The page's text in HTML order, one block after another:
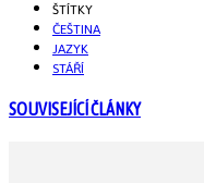
ŠTÍTKY
ČEŠTINA
JAZYK
STÁŘÍ
SOUVISEJÍCÍ ČLÁNKY